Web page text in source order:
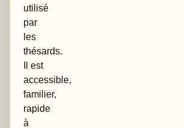
utilisé
par
les
thésards.
Il est
accessible,
familier,
rapide
à